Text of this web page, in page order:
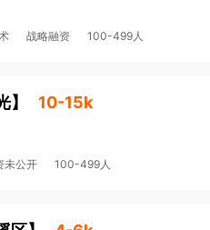
战略融资 100-499人
】 10-15k
未公开 100-499人